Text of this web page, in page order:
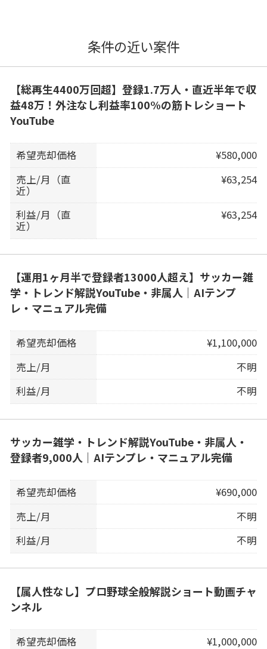
条件の近い案件
【総再生4400万回超】登録1.7万人・直近半年で収
益48万！外注なし利益率100%の筋トレショート
YouTube
希望売却価格
¥580,000
売上/月（直
近）
¥63,254
利益/月（直
近）
¥63,254
【運用1ヶ月半で登録者13000人超え】サッカー雑
学・トレンド解説YouTube・非属人｜AIテンプ
レ・マニュアル完備
希望売却価格
¥1,100,000
売上/月
不明
利益/月
不明
サッカー雑学・トレンド解説YouTube・非属人・
登録者9,000人｜AIテンプレ・マニュアル完備
希望売却価格
¥690,000
売上/月
不明
利益/月
不明
【属人性なし】プロ野球全般解説ショート動画チャ
ンネル
希望売却価格
¥1,000,000